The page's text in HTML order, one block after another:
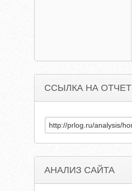
ССЫЛКА НА ОТЧЕТ
АНАЛИЗ САЙТА